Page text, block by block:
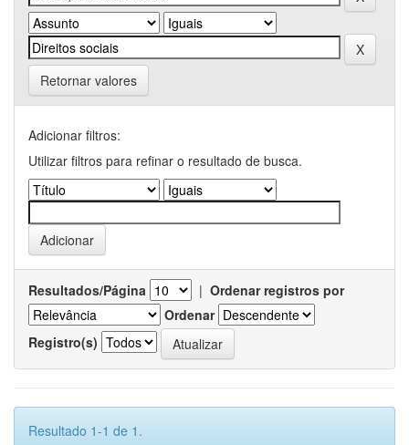
Retornar valores
Adicionar filtros:
Utilizar filtros para refinar o resultado de busca.
Resultados/Página | Ordenar registros por
Ordenar
Registro(s)
Resultado 1-1 de 1.